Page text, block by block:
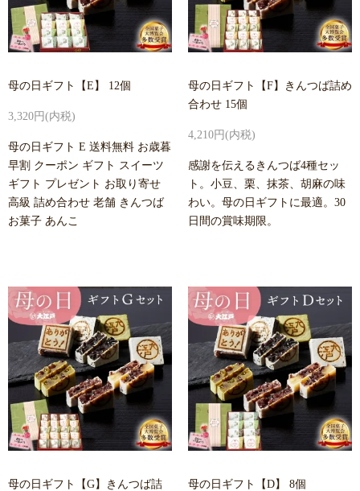
母の日ギフト【E】 12個
3,320円(内税)
母の日ギフト E 送料無料 お歳暮
早割 クーポン ギフト スイーツ
ギフト プレゼント お取り寄せ
高級 詰め合わせ 老舗 きんつば
お菓子 あんこ
母の日ギフト【F】きんつば詰め
合わせ 15個
4,210円(内税)
感謝を伝えるきんつば4種セッ
ト。小豆、栗、抹茶、胡麻の味
わい。母の日ギフトに最適。30
日間の賞味期限。
母の日ギフト【G】きんつば詰
母の日ギフト【D】 8個